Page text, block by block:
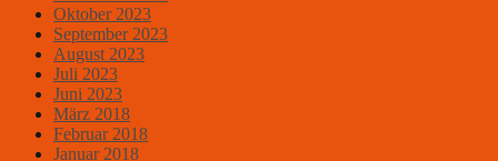
Oktober 2023
September 2023
August 2023
Juli 2023
Juni 2023
März 2018
Februar 2018
Januar 2018